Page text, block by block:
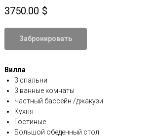
3750.00 $
Забронировать
Вилла
3 спальни
3 ванные комнаты
Частный бассейн /джакузи
Кухня
Гостиные
Большой обеденный стол